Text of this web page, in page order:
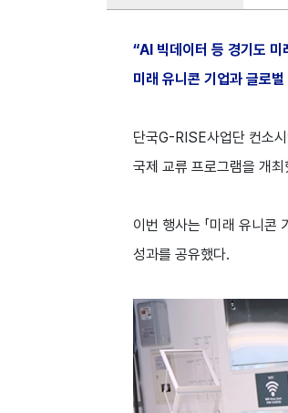
“AI 빅데이터 등 경기도
미래 유니콘 기업과 글로
단국G-RISE사업단 컨소
국제 교류 프로그램을 개최
이번 행사는 「미래 유니
성과를 공유했다.